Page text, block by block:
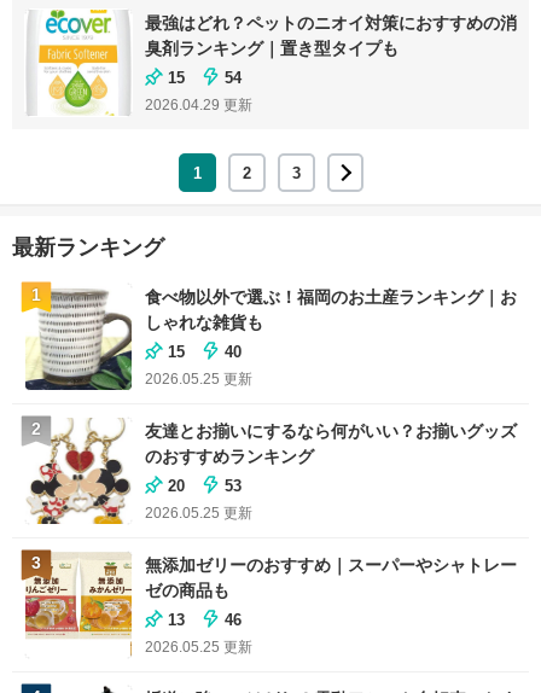
最強はどれ？ペットのニオイ対策におすすめの消
臭剤ランキング｜置き型タイプも
15 54
2026.04.29 更新
1 2 3
最新ランキング
1
食べ物以外で選ぶ！福岡のお土産ランキング｜お
しゃれな雑貨も
15 40
2026.05.25 更新
2
友達とお揃いにするなら何がいい？お揃いグッズ
のおすすめランキング
20 53
2026.05.25 更新
3
無添加ゼリーのおすすめ｜スーパーやシャトレー
ゼの商品も
13 46
2026.05.25 更新